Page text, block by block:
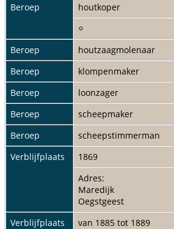
Beroep
houtkoper
Beroep
houtzaagmolenaar
Beroep
klompenmaker
Beroep
loonzager
Beroep
scheepmaker
Beroep
scheepstimmerman
Verblijfplaats
1869
Adres:
Maredijk
Oegstgeest
Verblijfplaats
van 1885 tot 1889